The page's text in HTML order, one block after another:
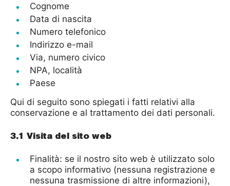
Cognome
Data di nascita
Numero telefonico
Indirizzo e-mail
Via, numero civico
NPA, località
Paese
Qui di seguito sono spiegati i fatti relativi alla
conservazione e al trattamento dei dati personali.
3.1 Visita del sito web
Finalità: se il nostro sito web è utilizzato solo
a scopo informativo (nessuna registrazione e
nessuna trasmissione di altre informazioni),